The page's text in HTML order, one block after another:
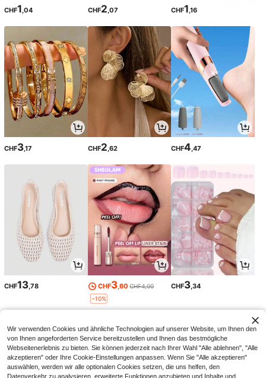
CHF1,04 CHF2,07 CHF1,16
CHF3,17 CHF2 ,62 CHF4 ,47
CHF13 ,78 CHF3 ,60 CHF4,00
-10%
CHF3 ,34
Wir verwenden Cookies und ähnliche Technologien auf unserer Website, um Ihnen den
von Ihnen angeforderten Service bereitzustellen und Ihnen das bestmögliche
Webseitenerlebnis zu bieten. Sie können jederzeit nach Ihrer Wahl "Alle ablehnen", "Alle
akzeptieren" oder Ihre Cookie-Einstellungen anpassen. Wenn Sie "Alle akzeptieren"
auswählen, werden wir alle optionalen Cookies setzen, die uns helfen, den
Datenverkehr zu analysieren, erweiterte Funktionen anzubieten und Inhalte und